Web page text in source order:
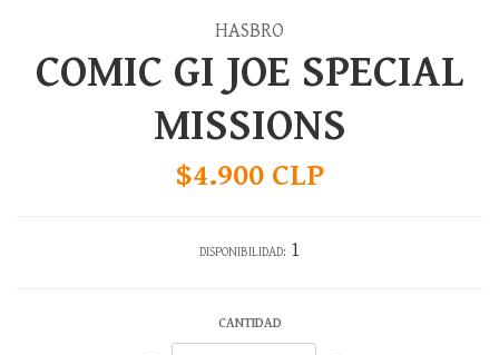
HASBRO
COMIC GI JOE SPECIAL
MISSIONS
$4.900 CLP
DISPONIBILIDAD: 1
CANTIDAD